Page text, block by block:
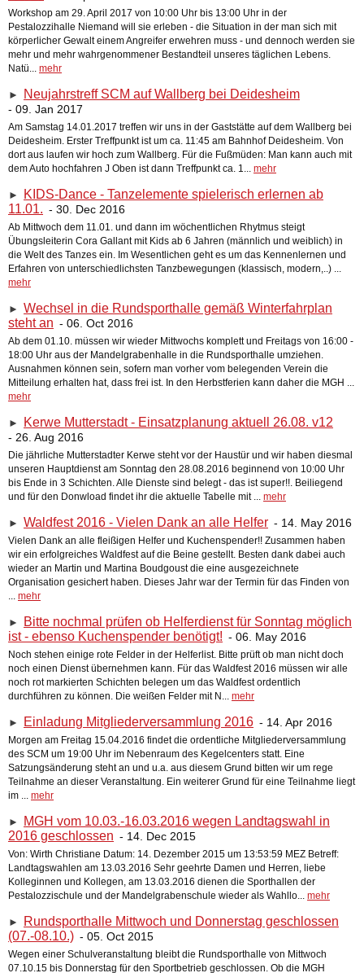
Workshop am 29. April 2017 von 10:00 Uhr bis 13:00 Uhr in der
Pestalozzihalle Niemand will sie erleben - die Situation in der man sich mit
körperlicher Gewalt einem Angreifer erwehren muss - und dennoch werden sie
mehr und mehr wahrgenommener Bestandteil unseres täglichen Lebens.
Natü... mehr
► Neujahrstreff SCM auf Wallberg bei Deidesheim
- 09. Jan 2017
Am Samstag 14.01.2017 treffen wir uns in der Gaststätte auf dem Wallberg bei
Deidesheim. Erster Treffpunkt ist um ca. 11:45 am Bahnhof Deidesheim. Von
dort aus laufen wir hoch zum Wallberg. Für die Fußmüden: Man kann auch mit
dem Auto hochfahren J Oben ist dann Treffpunkt ca. 1... mehr
►
KIDS-Dance - Tanzelemente spielerisch erlernen ab
11.01. - 30. Dec 2016
Ab Mittwoch dem 11.01. und dann im wöchentlichen Rhytmus steigt
Übungsleiterin Cora Gallant mit Kids ab 6 Jahren (männlich und weiblich) in
die Welt des Tanzes ein. Im Wesentlichen geht es um das Kennenlernen und
Erfahren von unterschiedlichsten Tanzbewegungen (klassisch, modern,..) ...
mehr
► Wechsel in die Rundsporthalle gemäß Winterfahrplan
steht an - 06. Oct 2016
Ab dem 01.10. müssen wir wieder Mittwochs komplett und Freitags von 16:00 -
18:00 Uhr aus der Mandelgrabenhalle in die Rundsporthalle umziehen.
Ausnahmen können sein, sofern man vorher vom belegenden Verein die
Mitteilung erhalten hat, dass frei ist. In den Herbstferien kann daher die MGH ...
mehr
► Kerwe Mutterstadt - Einsatzplanung aktuell 26.08. v12
- 26. Aug 2016
Die jährliche Mutterstadter Kerwe steht vor der Haustür und wir haben diesmal
unseren Hauptdienst am Sonntag den 28.08.2016 beginnend von 10:00 Uhr
bis Ende in 3 Schichten. Alle Dienste sind belegt - das ist super!!. Beiliegend
und für den Donwload findet ihr die aktuelle Tabelle mit ... mehr
► Waldfest 2016 - Vielen Dank an alle Helfer - 14. May 2016
Vielen Dank an alle fleißigen Helfer und Kuchenspender!! Zusammen haben
wir ein erfolgreiches Waldfest auf die Beine gestellt. Besten dank dabei auch
wieder an Martin und Martina Boudgoust die eine ausgezeichnete
Organisation gesichert haben. Dieses Jahr war der Termin für das Finden von
... mehr
►
Bitte nochmal prüfen ob Helferdienst für Sonntag möglich
ist - ebenso Kuchenspender benötigt! - 06. May 2016
Noch stehen einige rote Felder in der Helferlist. Bitte prüft ob man nicht doch
noch einen Dienst übernehmen kann. Für das Waldfest 2016 müssen wir alle
noch rot markierten Schichten belegen um das Waldfest ordentlich
durchführen zu können. Die weißen Felder mit N... mehr
► Einladung Mitgliederversammlung 2016 - 14. Apr 2016
Morgen am Freitag 15.04.2016 findet die ordentliche Mitgliederversammlung
des SCM um 19:00 Uhr im Nebenraum des Kegelcenters statt. Eine
Satzungsänderung steht an und u.a. aus diesem Grund bitten wir um rege
Teilnahme an dieser Veranstaltung. Ein weiterer Grund für eine Teilnahme liegt
im ... mehr
►
MGH vom 10.03.-16.03.2016 wegen Landtagswahl in
2016 geschlossen - 14. Dec 2015
Von: Wirth Christiane Datum: 14. Dezember 2015 um 13:53:59 MEZ Betreff:
Landtagswahlen am 13.03.2016 Sehr geehrte Damen und Herren, liebe
Kolleginnen und Kollegen, am 13.03.2016 dienen die Sporthallen der
Pestalozzischule und der Mandelgrabenschule wieder als Wahllo... mehr
►
Rundsporthalle Mittwoch und Donnerstag geschlossen
(07.-08.10.) - 05. Oct 2015
Wegen einer Schulveranstaltung bleibt die Rundsporthalle von Mittwoch
07.10.15 bis Donnerstag für den Sportbetrieb geschlossen. Ob die MGH